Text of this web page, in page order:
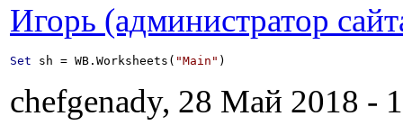
Игорь (администратор
Set sh = WB.Worksheets( "Main" )
chefgenady, 28 Май 2018 -